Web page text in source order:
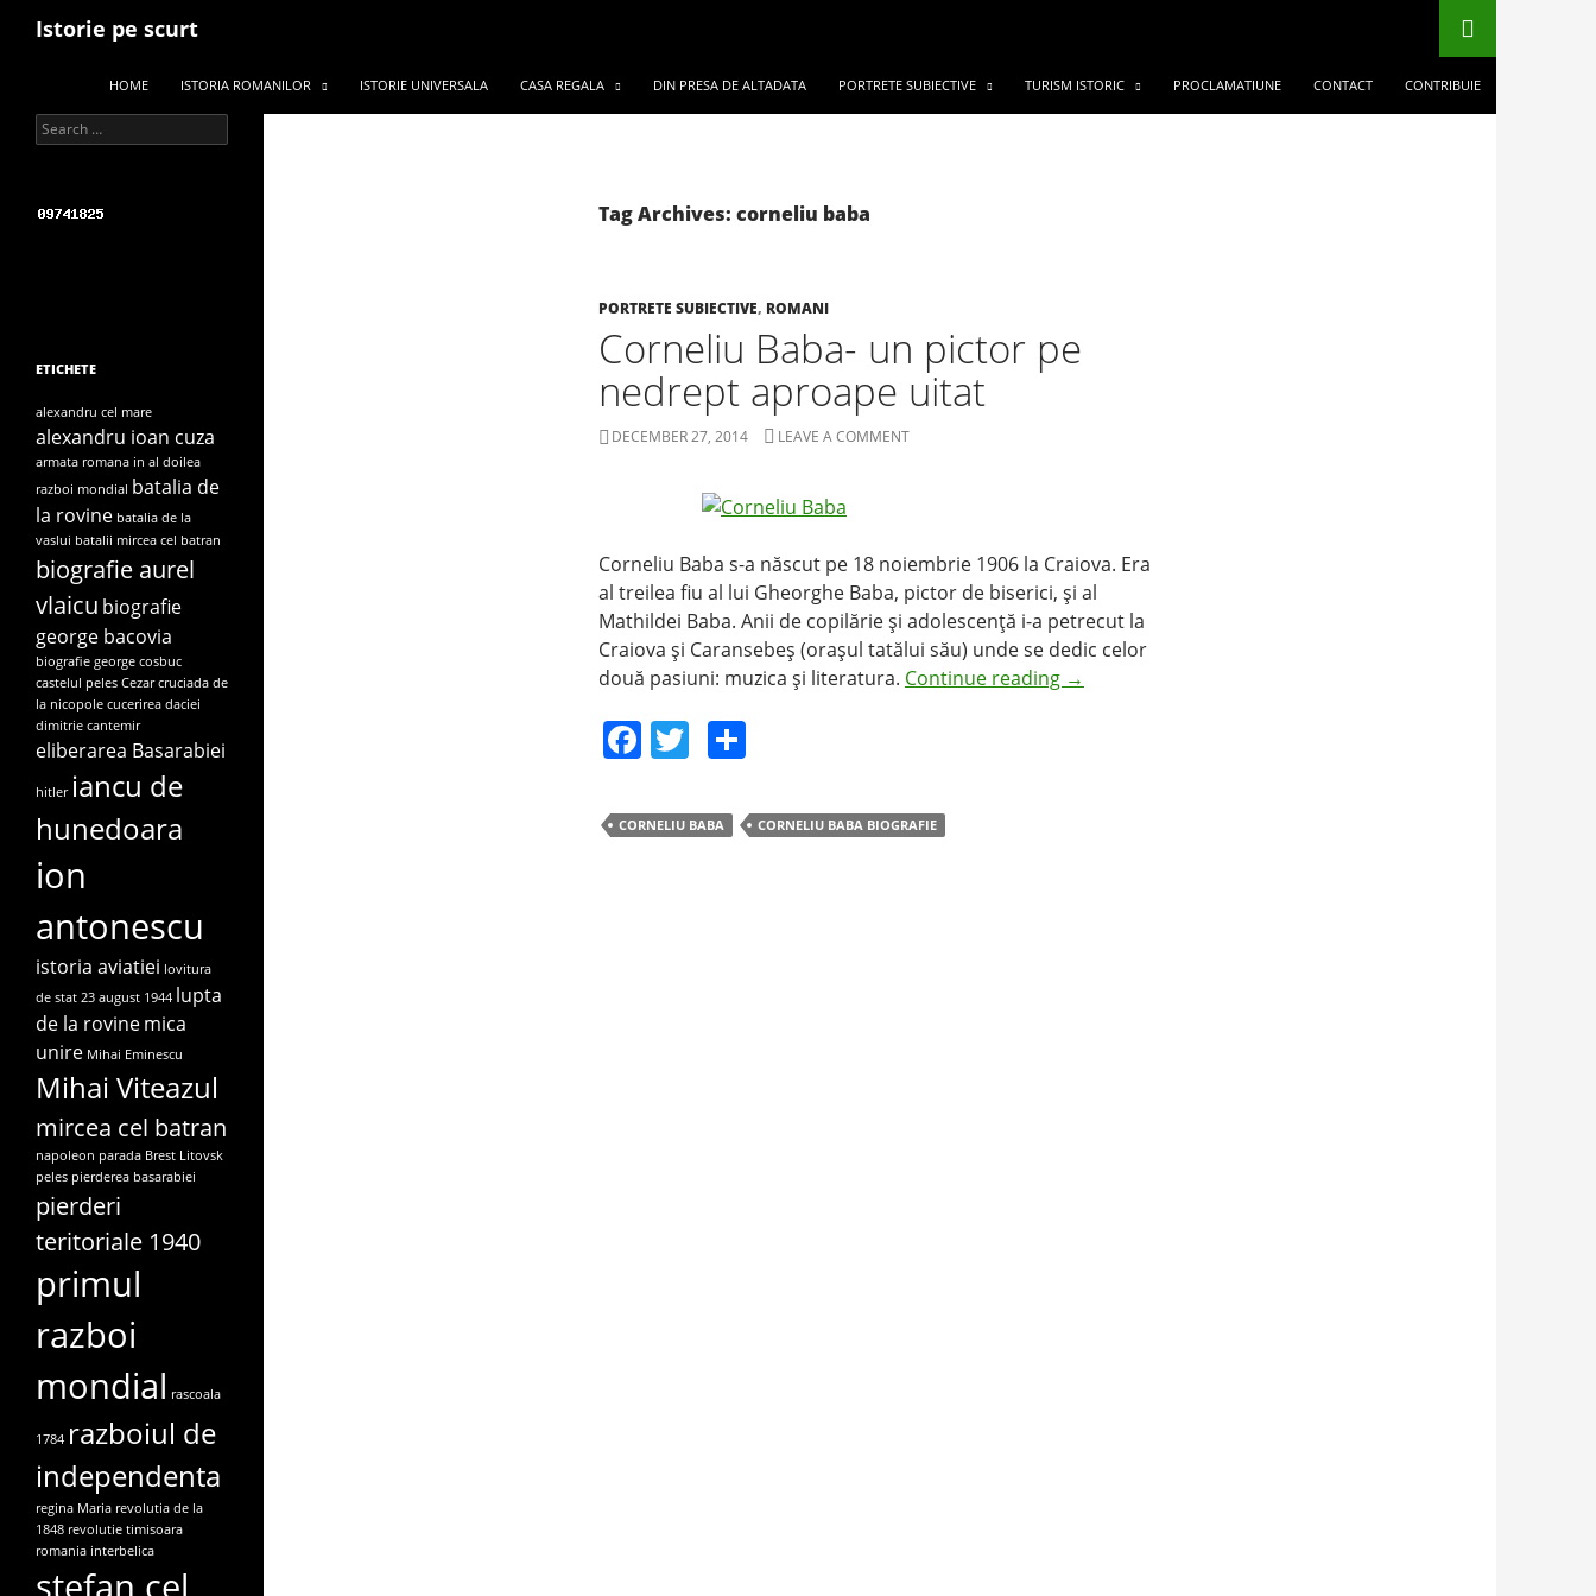
Istorie pe scurt
HOME
ISTORIA ROMANILOR ISTORIE UNIVERSALA CASA REGALA DIN PRESA DE ALTADATA PORTRETE SUBIECTIVE TURISM ISTORIC PROCLAMATIUNE CONTACT CONTRIBUIE
Tag Archives: corneliu baba
PORTRETE SUBIECTIVE, ROMANI
Corneliu Baba- un pictor pe
nedrept aproape uitat
DECEMBER 27, 2014 LEAVE A COMMENT
Corneliu Baba s-a născut pe 18 noiembrie 1906 la Craiova. Era
al treilea fiu al lui Gheorghe Baba, pictor de biserici, şi al
Mathildei Baba. Anii de copilărie şi adolescenţă i-a petrecut la
Craiova şi Caransebeş (oraşul tatălui său) unde se dedic celor
două pasiuni: muzica şi literatura. Continue reading →
F
c
e
T
itt
er
ar
e
CORNELIU BABA CORNELIU BABA BIOGRAFIE
Search for:
ETICHETE
alexandru cel mare
alexandru ioan cuza
armata romana in al doilea
razboi mondial batalia de
la rovine batalia de la
vaslui batalii mircea cel batran
biografie aurel
vlaicu biografie
george bacovia
biografie george cosbuc
castelul peles Cezar cruciada de
la nicopole cucerirea daciei
dimitrie cantemir
eliberarea Basarabiei
hitler iancu de
hunedoara
ion
antonescu
istoria aviatiei lovitura
de stat 23 august 1944 lupta
de la rovinemica
unire Mihai Eminescu
Mihai Viteazul
mircea cel batran
napoleon parada Brest Litovsk
peles pierderea basarabiei
pierderi
teritoriale 1940
primul
razboi
mondial rascoala
1784 razboiul de
independenta
regina Maria revolutia de la
1848 revolutie timisoara
romania interbelica
stefan cel